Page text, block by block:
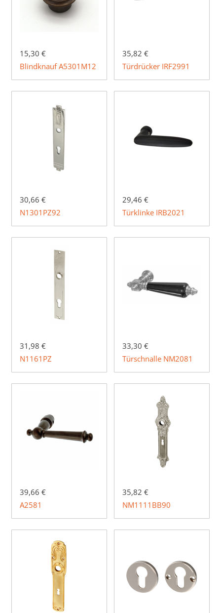
15,30 €
Blindknauf A5301M12
35,82 €
Türdrücker IRF2991
30,66 €
N1301PZ92
29,46 €
Türklinke IRB2021
31,98 €
N1161PZ
33,30 €
Türschnalle NM2081
39,66 €
A2581
35,82 €
NM1111BB90